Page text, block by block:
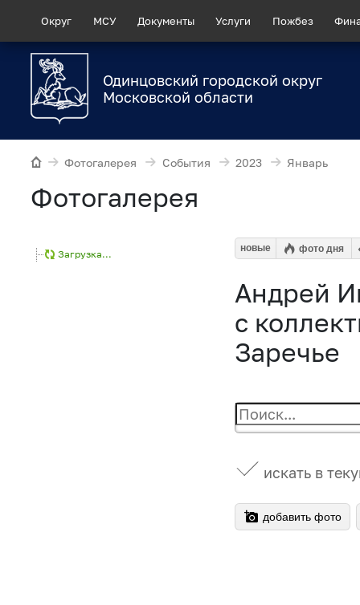
Округ МСУ Документы Услуги Пожбез
Одинцовский городской округ
Московской области
Фотогалерея События 2023 Январь
Фотогалерея
Загрузка...
новые фото дня
Андрей
с
Заречье
искать в
добавить фото